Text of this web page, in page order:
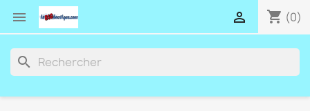
 shopping_cart (0)

search